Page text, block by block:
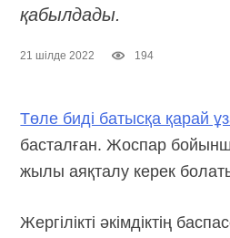
қабылдады.
21 шілде 2022 194
Төле биді батысқа қарай
басталған. Жоспар
жылы аяқталу керек
Жергілікті әкімдіктің